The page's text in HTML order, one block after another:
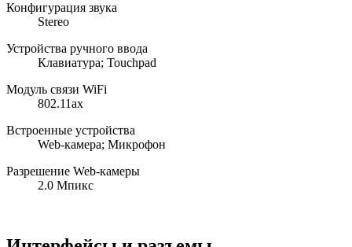
Конфигурация звука
Stereo
Устройства ручного ввода
Клавиатура; Touchpad
Модуль связи WiFi
802.11ax
Встроенные устройства
Web-камера; Микрофон
Разрешение Web-камеры
2.0 Мпикс